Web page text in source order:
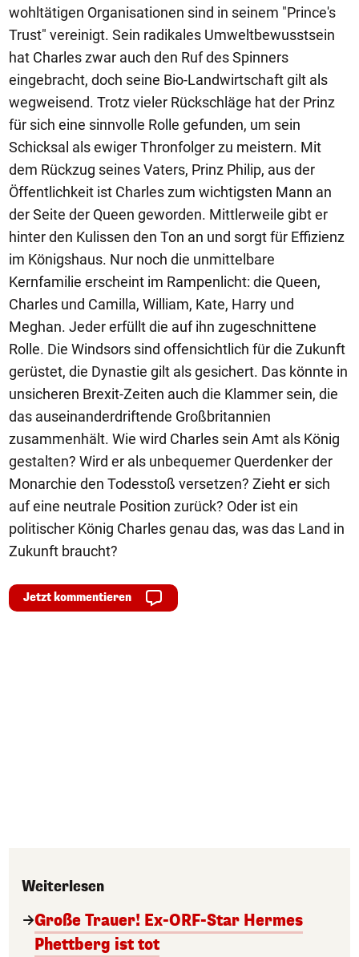
wohltätigen Organisationen sind in seinem "Prince's
Trust" vereinigt. Sein radikales Umweltbewusstsein
hat Charles zwar auch den Ruf des Spinners
eingebracht, doch seine Bio-Landwirtschaft gilt als
wegweisend. Trotz vieler Rückschläge hat der Prinz
für sich eine sinnvolle Rolle gefunden, um sein
Schicksal als ewiger Thronfolger zu meistern. Mit
dem Rückzug seines Vaters, Prinz Philip, aus der
Öffentlichkeit ist Charles zum wichtigsten Mann an
der Seite der Queen geworden. Mittlerweile gibt er
hinter den Kulissen den Ton an und sorgt für Effizienz
im Königshaus. Nur noch die unmittelbare
Kernfamilie erscheint im Rampenlicht: die Queen,
Charles und Camilla, William, Kate, Harry und
Meghan. Jeder erfüllt die auf ihn zugeschnittene
Rolle. Die Windsors sind offensichtlich für die Zukunft
gerüstet, die Dynastie gilt als gesichert. Das könnte in
unsicheren Brexit-Zeiten auch die Klammer sein, die
das auseinanderdriftende Großbritannien
zusammenhält. Wie wird Charles sein Amt als König
gestalten? Wird er als unbequemer Querdenker der
Monarchie den Todesstoß versetzen? Zieht er sich
auf eine neutrale Position zurück? Oder ist ein
politischer König Charles genau das, was das Land in
Zukunft braucht?
Jetzt kommentieren
Weiterlesen
Große Trauer! Ex-ORF-Star Hermes
Phettberg ist tot